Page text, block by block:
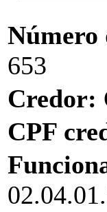
Número
653
Credor:
CPF